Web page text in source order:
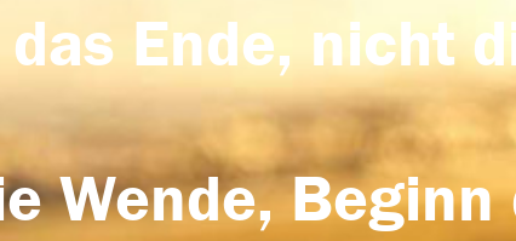
Ende, nicht
Wende, Beginn